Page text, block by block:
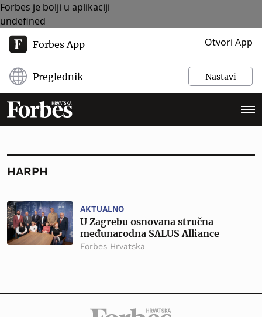
Forbes je bolji u aplikaciji
undefined
Forbes App Otvori App
Preglednik Nastavi
HARPH
AKTUALNO
U Zagrebu osnovana stručna
međunarodna SALUS Alliance
Forbes Hrvatska